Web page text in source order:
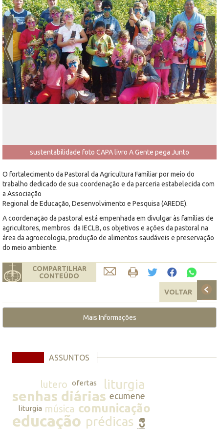
sustentabilidade foto CAPA livro A Gente pega Junto
O fortalecimento da Pastoral da Agricultura Familiar por meio do
trabalho dedicado de sua coordenação e da parceria estabelecida com
a Associação
Regional de Educação, Desenvolvimento e Pesquisa (AREDE).
A coordenação da pastoral está empenhada em divulgar às famílias de
agricultores, membros da IECLB, os objetivos e ações da pastoral na
área da agroecologia, produção de alimentos saudáveis e preservação
do meio ambiente.
COMPARTILHAR
CONTEÚDO
VOLTAR
Mais Informações
ASSUNTOS
lutero ofertas liturgia
senhas diárias ecumene
liturgia música comunicação
educação prédicas